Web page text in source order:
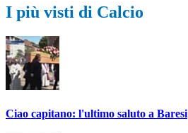
I più visti di Calcio
Ciao capitano: l'ultimo saluto a Baresi